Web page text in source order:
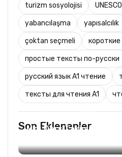
turizm sosyolojisi
yabancılaşma yapısalcılık
çoktan seçmeli короткие
простые тексты по-русски
русский язык A1 чтение
тексты для чтения A1
Son Eklenenler
Mks Ders Takip (Turizm